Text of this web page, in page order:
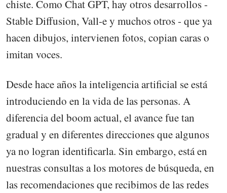
chiste. Como Chat GPT, hay otros desarrollos -
Stable Diffusion, Vall-e y muchos otros - que ya
hacen dibujos, intervienen fotos, copian caras o
imitan voces.
Desde hace años la inteligencia artificial se está
introduciendo en la vida de las personas. A
diferencia del boom actual, el avance fue tan
gradual y en diferentes direcciones que algunos
ya no logran identificarla. Sin embargo, está en
nuestras consultas a los motores de búsqueda, en
las recomendaciones que recibimos de las redes